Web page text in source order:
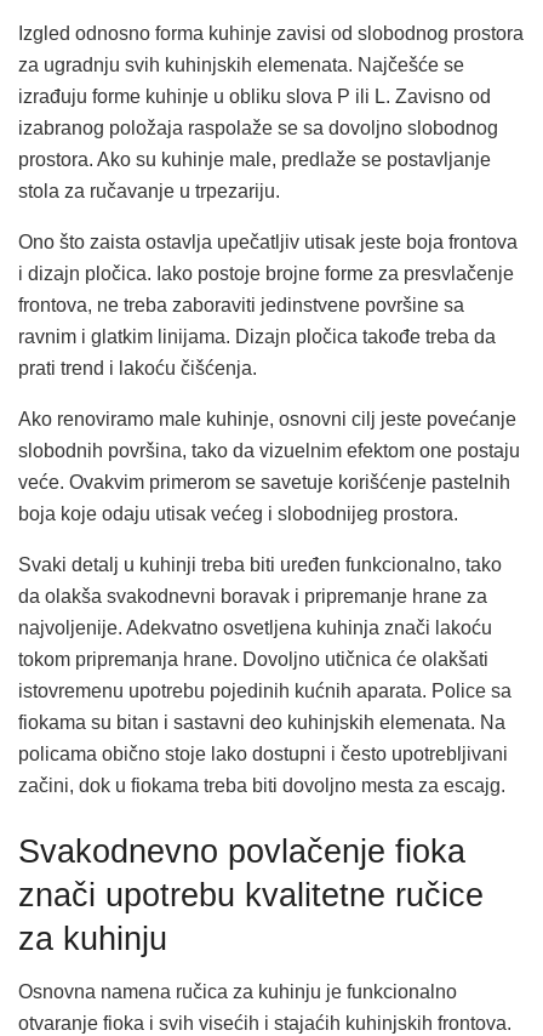
Izgled odnosno forma kuhinje zavisi od slobodnog prostora
za ugradnju svih kuhinjskih elemenata. Najčešće se
izrađuju forme kuhinje u obliku slova P ili L. Zavisno od
izabranog položaja raspolaže se sa dovoljno slobodnog
prostora. Ako su kuhinje male, predlaže se postavljanje
stola za ručavanje u trpezariju.
Ono što zaista ostavlja upečatljiv utisak jeste boja frontova
i dizajn pločica. Iako postoje brojne forme za presvlačenje
frontova, ne treba zaboraviti jedinstvene površine sa
ravnim i glatkim linijama. Dizajn pločica takođe treba da
prati trend i lakoću čišćenja.
Ako renoviramo male kuhinje, osnovni cilj jeste povećanje
slobodnih površina, tako da vizuelnim efektom one postaju
veće. Ovakvim primerom se savetuje korišćenje pastelnih
boja koje odaju utisak većeg i slobodnijeg prostora.
Svaki detalj u kuhinji treba biti uređen funkcionalno, tako
da olakša svakodnevni boravak i pripremanje hrane za
najvoljenije. Adekvatno osvetljena kuhinja znači lakoću
tokom pripremanja hrane. Dovoljno utičnica će olakšati
istovremenu upotrebu pojedinih kućnih aparata. Police sa
fiokama su bitan i sastavni deo kuhinjskih elemenata. Na
policama obično stoje lako dostupni i često upotrebljivani
začini, dok u fiokama treba biti dovoljno mesta za escajg.
Svakodnevno povlačenje fioka
znači upotrebu kvalitetne ručice
za kuhinju
Osnovna namena ručica za kuhinju je funkcionalno
otvaranje fioka i svih visećih i stajaćih kuhinjskih frontova.